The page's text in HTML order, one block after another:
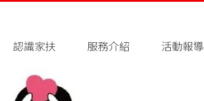
認識家扶 服務介紹 活動報導